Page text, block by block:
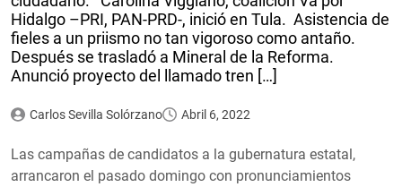
Hidalgo –PRI, PAN-PRD-, inició en Tula. Asistencia de
fieles a un priismo no tan vigoroso como antaño.
Después se trasladó a Mineral de la Reforma.
Anunció proyecto del llamado tren […]
Carlos Sevilla Solórzano Abril 6, 2022
Las campañas de candidatos a la gubernatura estatal,
arrancaron el pasado domingo con pronunciamientos